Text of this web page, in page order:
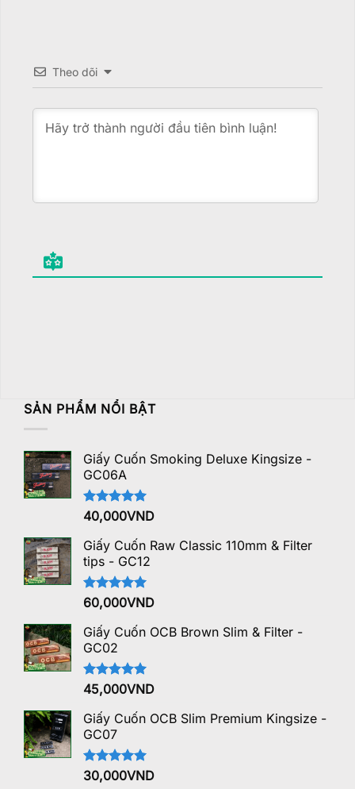
SẢN PHẨM NỔI BẬT
Giấy Cuốn Smoking Deluxe Kingsize -
GC06A
Được xếp
hạng
5 sao
40,000VND
Giấy Cuốn Raw Classic 110mm & Filter
tips - GC12
Được xếp
hạng
5 sao
60,000VND
Giấy Cuốn OCB Brown Slim & Filter -
GC02
Được xếp
hạng
5 sao
45,000VND
Giấy Cuốn OCB Slim Premium Kingsize -
GC07
Được xếp
30,000VND
Theo dõi